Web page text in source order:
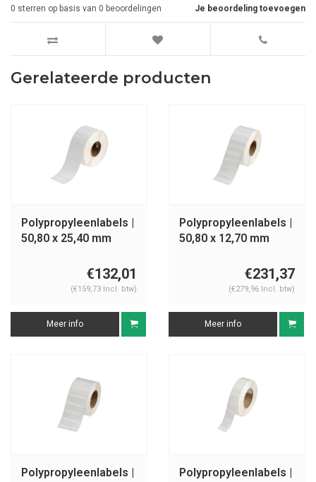
Je beoordeling toevoegen
0 sterren op basis van 0 beoordelingen
Gerelateerde producten
Polypropyleenlabels |
50,80 x 25,40 mm
€132,01
(€159,73 Incl. btw)
Meer info
Polypropyleenlabels |
50,80 x 12,70 mm
€231,37
(€279,96 Incl. btw)
Meer info
Polypropyleenlabels |
Polypropyleenlabels |